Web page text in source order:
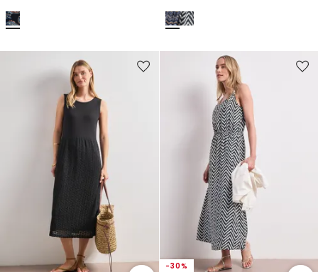
-30%